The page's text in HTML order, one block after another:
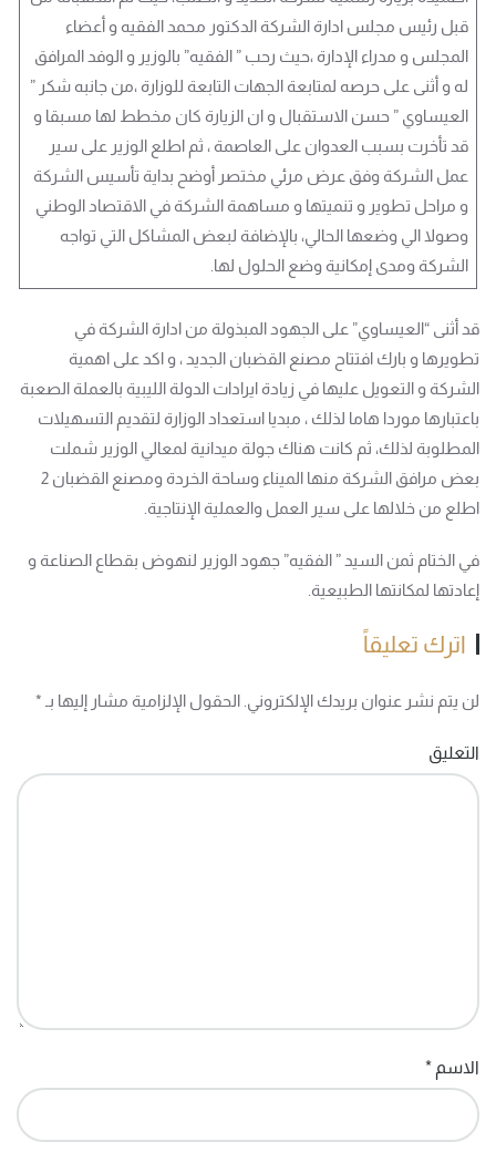
قبل رئيس مجلس ادارة الشركة الدكتور محمد الفقيه و أعضاء
المجلس و مدراء الإدارة ،حيث رحب ” الفقيه” بالوزير و الوفد المرافق
له و أثنى على حرصه لمتابعة الجهات التابعة للوزارة ،من جانبه شكر ”
العيساوي ” حسن الاستقبال و ان الزيارة كان مخطط لها مسبقا و
قد تأخرت بسبب العدوان على العاصمة ، ثم اطلع الوزير على سير
عمل الشركة وفق عرض مرئي مختصر أوضح بداية تأسيس الشركة
و مراحل تطوير و تنميتها و مساهمة الشركة في الاقتصاد الوطني
وصولا الي وضعها الحالي، بالإضافة لبعض المشاكل التي تواجه
الشركة ومدى إمكانية وضع الحلول لها.
قد أثنى “العيساوي” على الجهود المبذولة من ادارة الشركة في
تطويرها و بارك افتتاح مصنع القضبان الجديد ، و اكد على اهمية
الشركة و التعويل عليها في زيادة ايرادات الدولة الليبية بالعملة الصعبة
باعتبارها موردا هاما لذلك ، مبديا استعداد الوزارة لتقديم التسهيلات
المطلوبة لذلك، ثم كانت هناك جولة ميدانية لمعالي الوزير شملت
بعض مرافق الشركة منها الميناء وساحة الخردة ومصنع القضبان 2
اطلع من خلالها على سير العمل والعملية الإنتاجية.
في الختام ثمن السيد ” الفقيه” جهود الوزير لنهوض بقطاع الصناعة و
إعادتها لمكانتها الطبيعية.
اترك تعليقاً
لن يتم نشر عنوان بريدك الإلكتروني. الحقول الإلزامية مشار إليها بـ *
التعليق
الاسم *